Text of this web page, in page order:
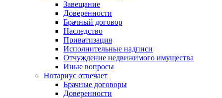
Завещание
Доверенности
Брачный договор
Наследство
Приватизация
Исполнительные надписи
Отчуждение недвижимого имущества
Иные вопросы
Нотариус отвечает
Брачные договоры
Доверенности